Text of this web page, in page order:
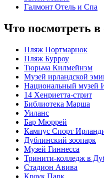
Галмонт Отель и Спа
Что посмотреть в
Пляж Портмарнок
Пляж Бурроу
Тюрьма Килмейнэм
Музей ирландской
Национальный музей
14 Хенриетта-стрит
Библиотека Марша
Уиланc
Бар Мюррей
Кампус Спорт
Дублинский зоопарк
Музей Гиннесса
Тринити-колледж в
Стадион Авива